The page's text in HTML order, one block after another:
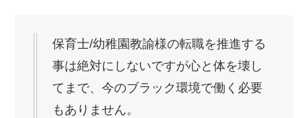
保育士/幼稚園教諭様の転職を推進する
事は絶対にしないですが心と体を壊し
てまで、今のブラック環境で働く必要
もありません。